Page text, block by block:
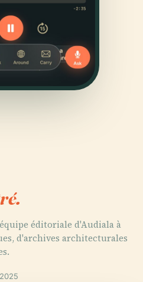
éditoriale d'Audiala à
d'archives architecturales